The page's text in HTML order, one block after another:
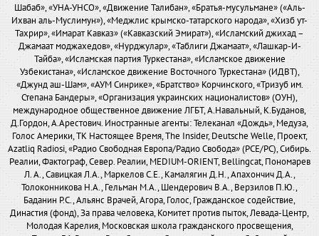
Шабаб», «УНА-УНСО», «Движение Талибан», «Братья-мусульмане» («Аль-
Ихван аль-Муслимун»), «Меджлис крымско-татарского народа», «Хизб ут-
Тахрир», «Имарат Кавказ» («Кавказский Эмират»), «Исламский джихад –
Джамаат моджахедов», «Нурджулар», «Таблиги Джамаат», «Лашкар-И-
Тайба», «Исламская партия Туркестана», «Исламское движение
Узбекистана», «Исламское движение Восточного Туркестана» (ИДВТ),
«Джунд аш-Шам», «АУМ Синрике», «Братство» Корчинского, «Тризуб им.
Степана Бандеры», «Организация украинских националистов» (ОУН),
международное общественное движение ЛГБТ, А.Навальный, К.Буданов,
Д.Гордон, А.Арестович. Иностранные агенты: Телеканал «Дождь», Медуза,
Голос Америки, ТК Настоящее Время, The Insider, Deutsche Welle, Проект,
Azatliq Radiosi, «Радио Свободная Европа/Радио Свобода» (PCE/PC), Сибирь.
Реалии, Фактограф, Север. Реалии, MEDIUM-ORIENT, Bellingcat, Пономарев
Л. А., Савицкая Л.А., Маркелов С.Е., Камалягин Д.Н., Апахончич Д.А.,
Толоконникова Н.А., Гельман М.А., Шендерович В.А., Верзилов П.Ю.,
Баданин Р.С., Альянс Врачей, Агора, Голос, Гражданское содействие,
Династия (фонд), За права человека, Комитет против пыток, Левада-Центр,
Молодая Карелия, Московская школа гражданского просвещения,